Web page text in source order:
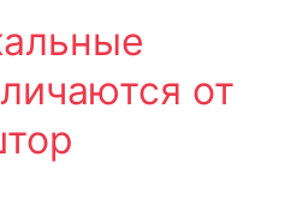
от